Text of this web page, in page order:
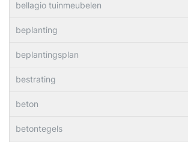
bellagio tuinmeubelen
beplanting
beplantingsplan
bestrating
beton
betontegels